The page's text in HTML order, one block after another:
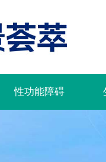
性功能障碍